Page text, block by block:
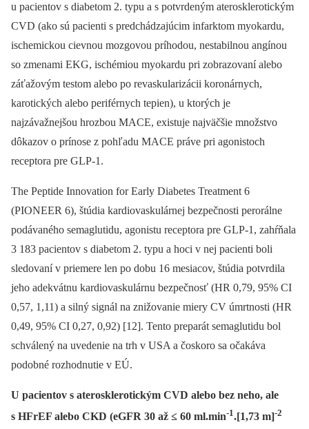
u pacientov s diabetom 2. typu a s potvrdeným aterosklerotickým
CVD (ako sú pacienti s predchádzajúcim infarktom myokardu,
ischemickou cievnou mozgovou príhodou, nestabilnou angínou
so zmenami EKG, ischémiou myokardu pri zobrazovaní alebo
záťažovým testom alebo po revaskularizácii koronárnych,
karotických alebo periférnych tepien), u ktorých je
najzávažnejšou hrozbou MACE, existuje najväčšie množstvo
dôkazov o prínose z pohľadu MACE práve pri agonistoch
receptora pre GLP-1.
The Peptide Innovation for Early Diabetes Treatment 6
(PIONEER 6), štúdia kardiovaskulárnej bezpečnosti perorálne
podávaného semaglutidu, agonistu receptora pre GLP-1, zahŕňala
3 183 pacientov s diabetom 2. typu a hoci v nej pacienti boli
sledovaní v priemere len po dobu 16 mesiacov, štúdia potvrdila
jeho adekvátnu kardiovaskulárnu bezpečnosť (HR 0,79, 95% CI
0,57, 1,11) a silný signál na znižovanie miery CV úmrtnosti (HR
0,49, 95% CI 0,27, 0,92) [12]. Tento preparát semaglutidu bol
schválený na uvedenie na trh v USA a čoskoro sa očakáva
podobné rozhodnutie v EÚ.
U pacientov s aterosklerotickým CVD alebo bez neho, ale
s HFrEF alebo CKD (eGFR 30 až ≤ 60 ml.min-1.[1,73 m]-2